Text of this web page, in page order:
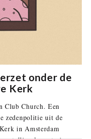
onder de
Kerk
Club Church. Een
zedenpolitie uit de
in Amsterdam